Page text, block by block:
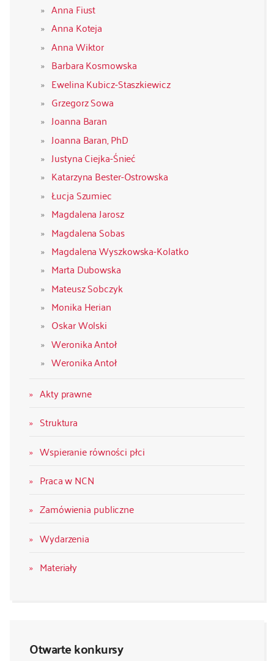
Anna Fiust
Anna Koteja
Anna Wiktor
Barbara Kosmowska
Ewelina Kubicz-Staszkiewicz
Grzegorz Sowa
Joanna Baran
Joanna Baran, PhD
Justyna Ciejka-Śnieć
Katarzyna Bester-Ostrowska
Łucja Szumiec
Magdalena Jarosz
Magdalena Sobas
Magdalena Wyszkowska-Kolatko
Marta Dubowska
Mateusz Sobczyk
Monika Herian
Oskar Wolski
Weronika Antoł
Weronika Antoł
Akty prawne
Struktura
Wspieranie równości płci
Praca w NCN
Zamówienia publiczne
Wydarzenia
Materiały
Otwarte konkursy